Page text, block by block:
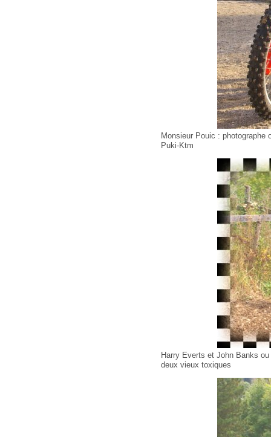
Monsieur Pouic : photographe
Puki-Ktm
Harry Everts et John Banks
deux vieux toxiques